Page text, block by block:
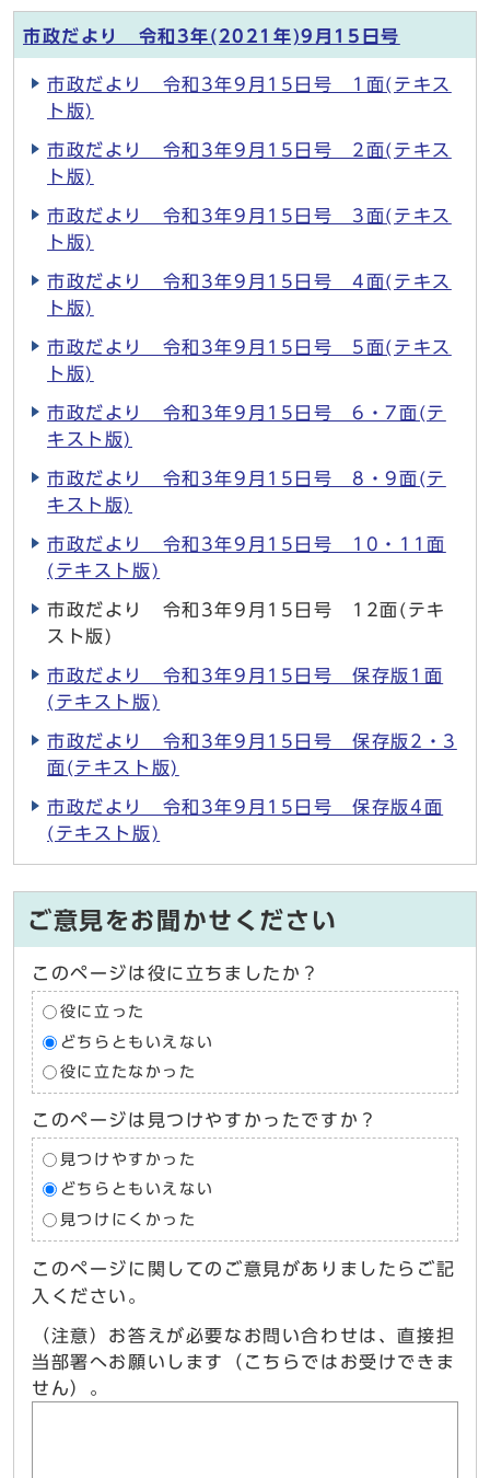
市政だより 令和3年(2021年)9月15日号
市政だより 令和3年9月15日号 1面(テキス
ト版)
市政だより 令和3年9月15日号 2面(テキス
ト版)
市政だより 令和3年9月15日号 3面(テキス
ト版)
市政だより 令和3年9月15日号 4面(テキス
ト版)
市政だより 令和3年9月15日号 5面(テキス
ト版)
市政だより 令和3年9月15日号 6・7面(テ
キスト版)
市政だより 令和3年9月15日号 8・9面(テ
キスト版)
市政だより 令和3年9月15日号 10・11面
(テキスト版)
市政だより 令和3年9月15日号 12面(テキ
スト版)
市政だより 令和3年9月15日号 保存版1面
(テキスト版)
市政だより 令和3年9月15日号 保存版2・3
面(テキスト版)
市政だより 令和3年9月15日号 保存版4面
(テキスト版)
ご意見をお聞かせください
このページは役に立ちましたか？
役に立った
どちらともいえない
役に立たなかった
このページは見つけやすかったですか？
見つけやすかった
どちらともいえない
見つけにくかった
このページに関してのご意見がありましたらご記
入ください。
（注意）お答えが必要なお問い合わせは、直接担
当部署へお願いします（こちらではお受けできま
せん）。